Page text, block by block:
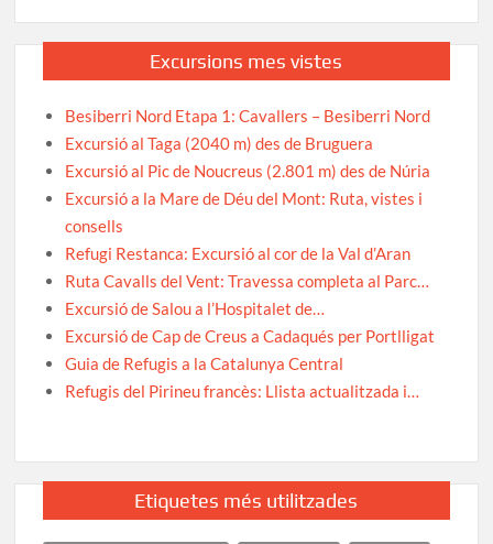
Excursions mes vistes
Besiberri Nord Etapa 1: Cavallers – Besiberri Nord
Excursió al Taga (2040 m) des de Bruguera
Excursió al Pic de Noucreus (2.801 m) des de Núria
Excursió a la Mare de Déu del Mont: Ruta, vistes i
consells
Refugi Restanca: Excursió al cor de la Val d’Aran
Ruta Cavalls del Vent: Travessa completa al Parc…
Excursió de Salou a l’Hospitalet de…
Excursió de Cap de Creus a Cadaqués per Portlligat
Guia de Refugis a la Catalunya Central
Refugis del Pirineu francès: Llista actualitzada i…
Etiquetes més utilitzades